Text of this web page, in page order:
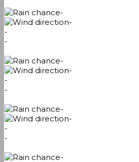
-
-
-
-
-
-
-
-
-
-
-
-
-